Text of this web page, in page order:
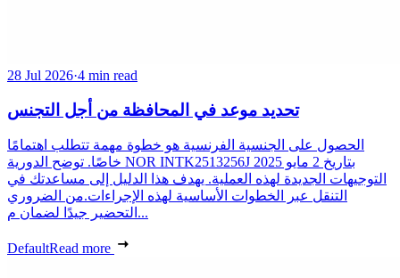
28 Jul 2026·4 min read
تحديد موعد في المحافظة من أجل التجنس
الحصول على الجنسية الفرنسية هو خطوة مهمة تتطلب اهتمامًا
خاصًا. توضح الدورية NOR INTK2513256J بتاريخ 2 مايو 2025
التوجيهات الجديدة لهذه العملية. يهدف هذا الدليل إلى مساعدتك في
التنقل عبر الخطوات الأساسية لهذه الإجراءات.من الضروري
التحضير جيدًا لضمان م...
DefaultRead more